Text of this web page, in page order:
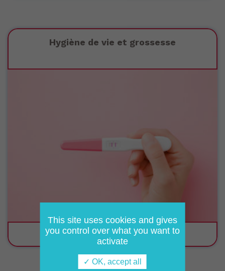
Hygiène de vie et grossesse
Lire la suite
This site uses cookies and gives
you control over what you want to
activate
✓ OK, accept all